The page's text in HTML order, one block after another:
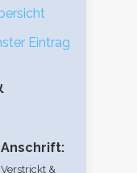
Eintrag
Anschrift:
Verstrickt &